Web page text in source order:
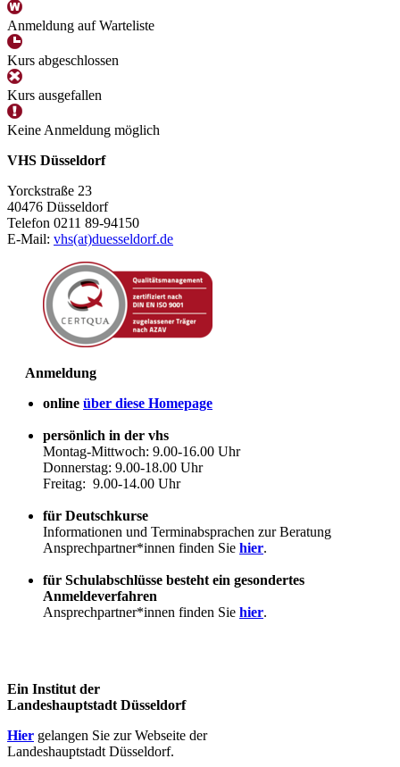
Anmeldung auf Warteliste
Kurs abgeschlossen
Kurs ausgefallen
Keine Anmeldung möglich
VHS Düsseldorf
Yorckstraße 23
40476 Düsseldorf
Telefon 0211 89-94150
E-Mail: vhs(at)duesseldorf.de
Anmeldung
online über diese Homepage
persönlich in der vhs
Montag-Mittwoch: 9.00-16.00 Uhr
Donnerstag: 9.00-18.00 Uhr
Freitag: 9.00-14.00 Uhr
für Deutschkurse
Informationen und Terminabsprachen zur Beratung
Ansprechpartner*innen finden Sie hier.
für Schulabschlüsse besteht ein gesondertes
Anmeldeverfahren
Ansprechpartner*innen finden Sie hier.
Ein Institut der
Landeshauptstadt Düsseldorf
Hier gelangen Sie zur Webseite der
Landeshauptstadt Düsseldorf.